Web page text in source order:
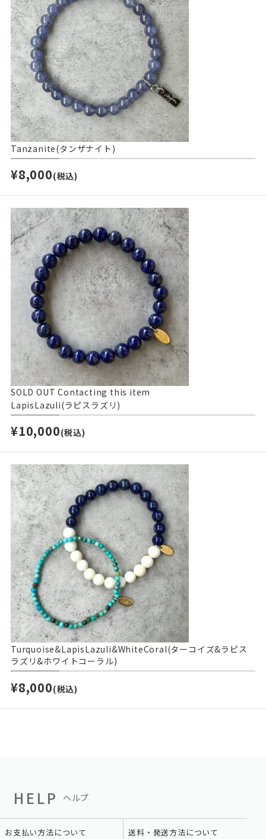
Tanzanite(タンザナイト)
¥8,000(税込)
SOLD OUTContacting this item
LapisLazuli(ラピスラズリ)
¥10,000(税込)
Turquoise&LapisLazuli&WhiteCoral(ターコイズ&ラピス
ラズリ&ホワイトコーラル)
¥8,000(税込)
HELP ヘルプ
お支払い方法について 送料・発送方法について